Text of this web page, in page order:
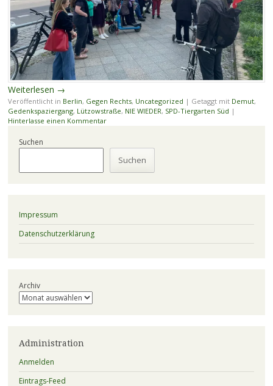
Weiterlesen →
Veröffentlicht in Berlin, Gegen Rechts, Uncategorized | Getaggt mit Demut,
Gedenkspaziergang, Lützowstraße, NIE WIEDER, SPD-Tiergarten Süd |
Hinterlasse einen Kommentar
Suchen
Suchen
Impressum
Datenschutzerklärung
Archiv
Administration
Anmelden
Eintrags-Feed